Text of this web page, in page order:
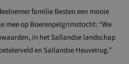
familie Besten een mooie
mee op Boerenpelgrimstocht: “We
in het Sallandse landschap
en Sallandse Heuvelrug.”